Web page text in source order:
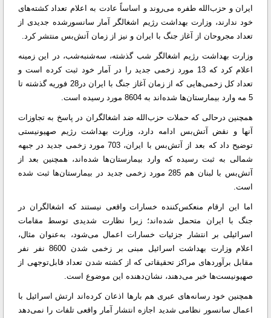
ایران و حزب‌الله طفره می‌روند و اساساً عادت به اعلام تعداد کشته‌های
خود ندارند، وزارت بهداشت رژیم اشغالگر آمار سانسورشده جدیدی از
تعداد مجروحان از آغاز جنگ با ایران و نیز از زمان آتش‌بس منتشر کرد.
وزارت بهداشت رژیم اشغالگر شب گذشته، سه‌شنبه‌شب، در این زمینه
اعلام کرد که 13 مورد زخمی جدید را در آمار خود ثبت کرده است و
تعداد کل زخمی‌هایی که از زمان آغاز جنگ با ایران در28 فوریه گذشته تا
5 مه وارد بیمارستان‌ها شده‌اند به 8604 مورد رسیده است.
همچنین درحالی که حملات حزب‌الله ضد اشغالگران در پاسخ به تجاوزات
آنها و نقض آتش‌بس ادامه دارد، وزارت بهداشت رژیم صهیونیستی
توضیح داد که بعد از آتش‌بس با ایران، 703 مورد زخمی جدید در جبهه
شمالی به ثبت رسیده که وارد بیمارستان‌ها شده‌اند، همچنین بعد از
آتش‌بس با لبنان هم 285 مورد زخمی جدید در بیمارستان‌ها ثبت شده
است.
اما این ارقام منعکس‌کننده خسارات واقعی نیستند که اشغالگران در
جنگ با ایران متحمل شده‌اند؛ زیرا نظارت شدیدی توسط مقامات
اسرائیلی بر انتشار جزئیات خسارات اعمال می‌شود، به‌عنوان مثال،
اعلام وزارت بهداشت اسرائیل مبنی بر زخمی شدن 8600 نفر نفر
مقابل برآوردهای مراکز تحقیقاتی که از کشته شدن تعداد قابل‌توجهی از
صهیونیست‌ها خبر می‌دهند، نشان‌دهنده این موضوع است.
همچنین خود رسانه‌های عبری هم بارها اذعان کرده‌اند ارتش اسرائیل با
اعمال سانسور نظامی شدید اجازه انتشار آمار واقعی تلفات را نمی‌دهد